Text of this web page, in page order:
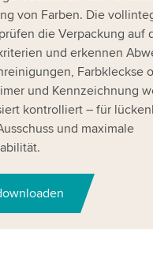
von Farben. Die
die Verpackung auf
und erkennen
Farbkleckse
und Kennzeichnung
kontrolliert – für
und maximale